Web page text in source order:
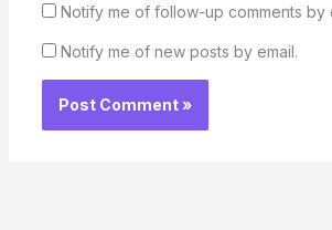
Notify me of follow-up comments by
Notify me of new posts by email.